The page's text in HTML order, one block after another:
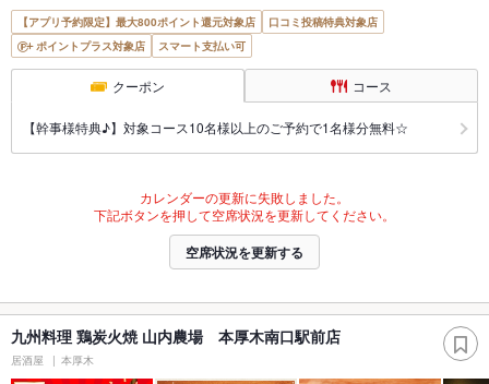
【アプリ予約限定】最大800ポイント還元対象店
口コミ投稿特典対象店
ポイントプラス対象店
スマート支払い可
クーポン コース
【幹事様特典♪】対象コース10名様以上のご予約で1名様分無料☆
カレンダーの更新に失敗しました。
下記ボタンを押して空席状況を更新してください。
空席状況を更新する
九州料理 鶏炭火焼 山内農場 本厚木南口駅前店
居酒屋 本厚木